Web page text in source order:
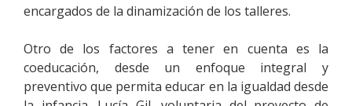
encargados de la dinamización de los talleres.
Otro de los factores a tener en cuenta es la
coeducación, desde un enfoque integral y
preventivo que permita educar en la igualdad desde